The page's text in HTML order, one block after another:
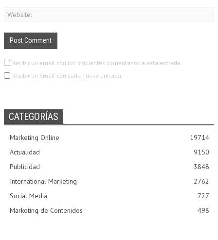
Recibir un email con los siguientes comentarios a esta entrada.
Recibir un email con cada nueva entrada.
CATEGORÍAS
Marketing Online
19714
Actualidad
9150
Publicidad
3848
International Marketing
2762
Social Media
727
Marketing de Contenidos
498